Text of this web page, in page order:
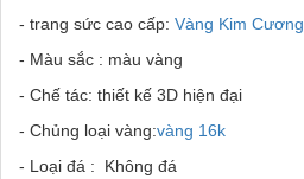
- trang sức cao cấp: Vàng Kim Cương
- Màu sắc : màu vàng
- Chế tác: thiết kế 3D hiện đại
- Chủng loại vàng:vàng 16k
- Loại đá : Không đá